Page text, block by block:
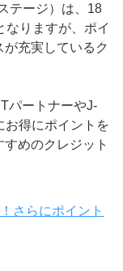
テージ）は、18
なりますが、ポイ
充実しているク
パートナーやJ-
お得にポイントを
めのクレジット
さらにポイント